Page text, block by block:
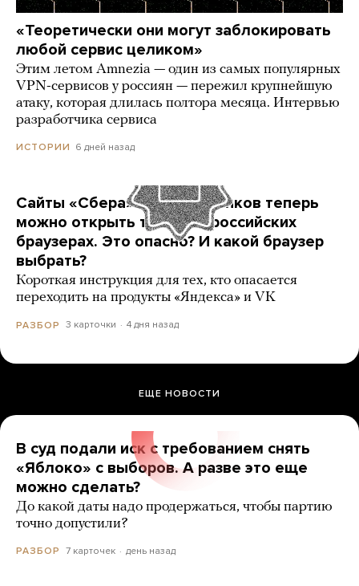
«Теоретически они могут заблокировать
любой сервис целиком»
Этим летом Amnezia — один из самых популярных
VPN-сервисов у россиян — пережил крупнейшую
атаку, которая длилась полтора месяца. Интервью
разработчика сервиса
ИСТОРИИ 6 дней назад
Сайты «Сбера» и других банков теперь
можно открыть только в российских
браузерах. Это опасно? И какой браузер
выбрать?
Короткая инструкция для тех, кто опасается
переходить на продукты «Яндекса» и VK
РАЗБОР 3 карточки 4 дня назад
ЕЩЕ НОВОСТИ
В суд подали иск с требованием снять
«Яблоко» с выборов. А разве это еще
можно сделать?
До какой даты надо продержаться, чтобы партию
точно допустили?
РАЗБОР 7 карточек день назад